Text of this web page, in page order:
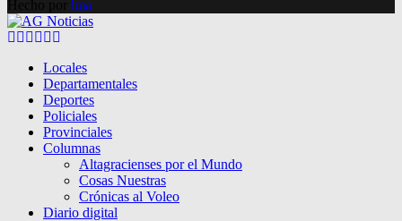
Hecho por lma
Facebook
Twitter
Instagram
Pinterest
Google
Locales
Departamentales
Deportes
Policiales
Provinciales
Columnas
Altagracienses por el Mundo
Cosas Nuestras
Crónicas al Voleo
Diario digital